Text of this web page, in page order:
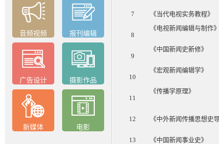
音频视频 报刊编辑
广告设计 摄影作品
新媒体 电影
7 《当代电视实务教程》
8
《电视新闻编辑与制作
9
《中国新闻史新修》
10
《宏观新闻编辑学》
11
《传播学原理》
12 《中外新闻传播思想史
13 《中国新闻事业史》